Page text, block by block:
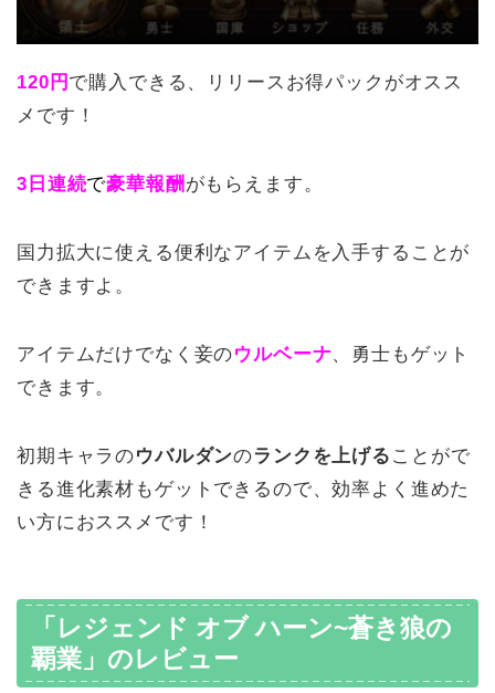
120円 で購入できる、リリースお得パックがオスス
メです！
3日連続で豪華報酬 がもらえます。
国力拡大に使える便利なアイテムを入手することが
できますよ。
アイテムだけでなく妾のウルベーナ、勇士もゲット
できます。
初期キャラのウバルダンのランクを上げる ことがで
きる進化素材もゲットできるので、効率よく進めた
い方におススメです！
「レジェンド オブ ハーン~蒼き狼の
覇業」のレビュー